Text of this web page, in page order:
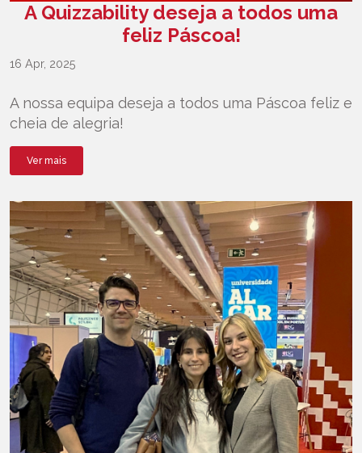
A Quizzability deseja a todos uma
feliz Páscoa!
16 Apr, 2025
A nossa equipa deseja a todos uma Páscoa feliz e
cheia de alegria!
Ver mais